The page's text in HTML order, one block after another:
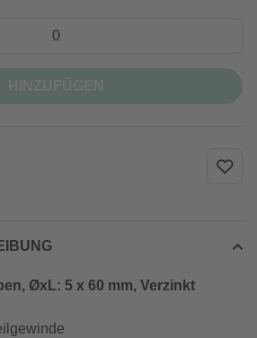
ØxL: 5 x 60 mm, Verzinkt